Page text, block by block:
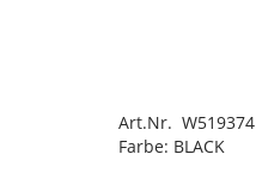
Art.Nr. W519374
Farbe: BLACK